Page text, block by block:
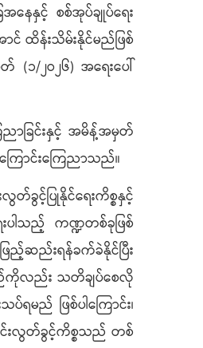
နေနှင့် စစ်အုပ်ချုပ်ရေး
င် ထိန်းသိမ်းနိုင်မည်ဖြစ်
၁/၂ဝ၂၆) အရေးပေါ်
ခြင်းနှင့် အမိန့်အမှတ်
ောင်းကြေညာသည်။
င့်ပြုနိုင်ရေးကိစ္စနှင့်
ါသည့် ကဏ္ဍတစ်ခုဖြစ်
ည့်ဆည်းရန်ခက်ခဲနိုင်ပြီး
ည်ကိုလည်း သတိချပ်စေလို
မည် ဖြစ်ပါကြောင်း၊
င်းလွတ်ခွင့်ကိစ္စသည် တစ်